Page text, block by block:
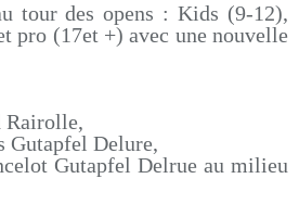
tour des opens : Kids (9-12),
pro (17et +) avec une nouvelle
Rairolle,
Gutapfel Delure,
Gutapfel Delrue au milieu